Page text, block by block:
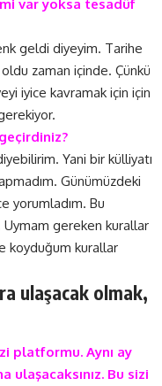
var yoksa tesadüf
geldi diyeyim. Tarihe
zaman içinde. Çünkü
iyice kavramak için için
Yani bir külliyatı
Günümüzdeki
yorumladım. Bu
Uymam gereken kurallar
koyduğum kurallar
ulaşacak olmak,
platformu. Aynı ay
Bu sizi